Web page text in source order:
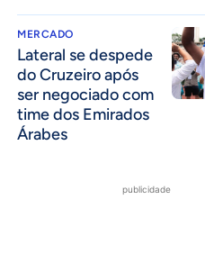
MERCADO
Lateral se despede
do Cruzeiro após
ser negociado com
time dos Emirados
Árabes
publicidade